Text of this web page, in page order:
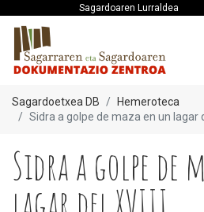
Sagardoaren Lurraldea
Sagardoetxea DB
Hemeroteca
Sidra a golpe de maza en un lagar
Sidra a golpe de